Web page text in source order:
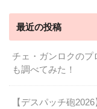
最近の投稿
チェ・ガンロクのプ
も調べてみた！
【デスパッチ砲